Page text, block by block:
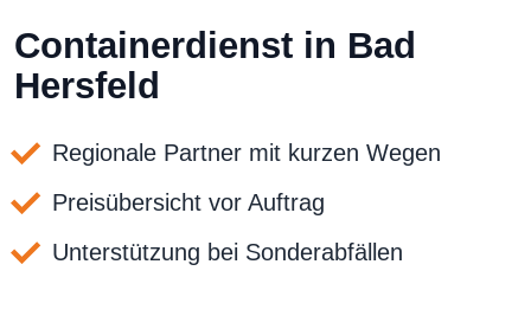
Containerdienst in Bad
Hersfeld
Regionale Partner mit kurzen Wegen
Preisübersicht vor Auftrag
Unterstützung bei Sonderabfällen